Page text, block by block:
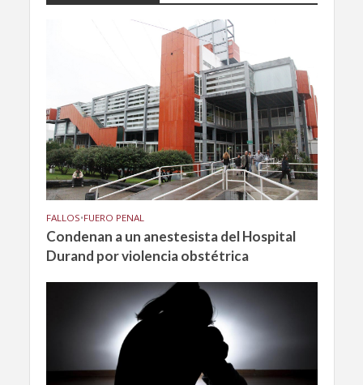
FALLOS•FUERO PENAL
Condenan a un anestesista del Hospital
Durand por violencia obstétrica